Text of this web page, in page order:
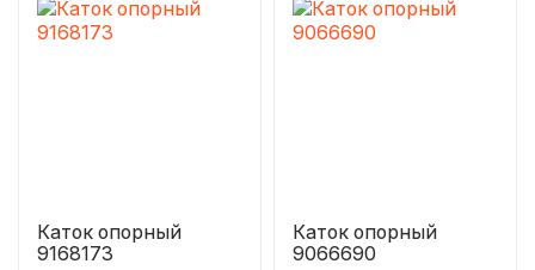
Каток опорный
9168173
Каток опорный
9066690